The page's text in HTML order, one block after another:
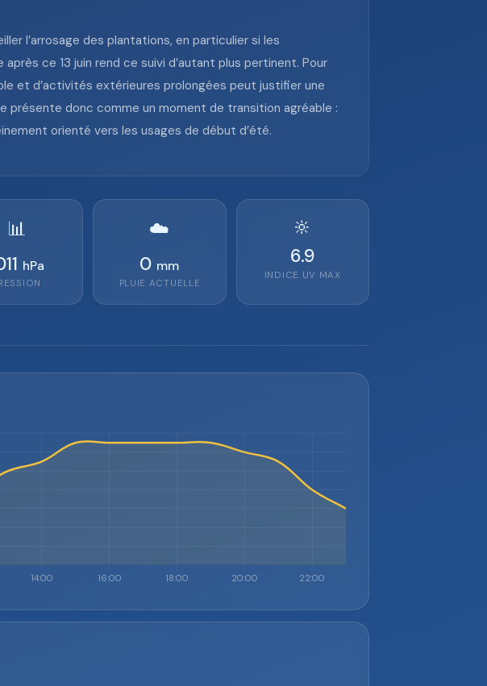
l’arrosage des plantations, en particulier si les
ce 13 juin rend ce suivi d’autant plus pertinent. Pour
et d’activités extérieures prolongées peut justifier une
présente donc comme un moment de transition agréable :
orienté vers les usages de début d’été.
📊
hPa
☁️
0 mm
PLUIE ACTUELLE
🔆
6.9
INDICE UV MAX